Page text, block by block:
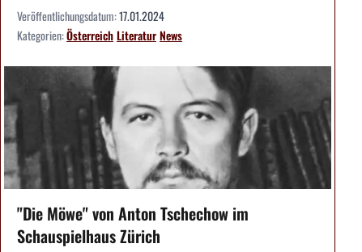
Veröffentlichungsdatum:17.01.2024
Kategorien:ÖsterreichLiteraturNews
"Die Möwe" von Anton Tschechow im
Schauspielhaus Zürich